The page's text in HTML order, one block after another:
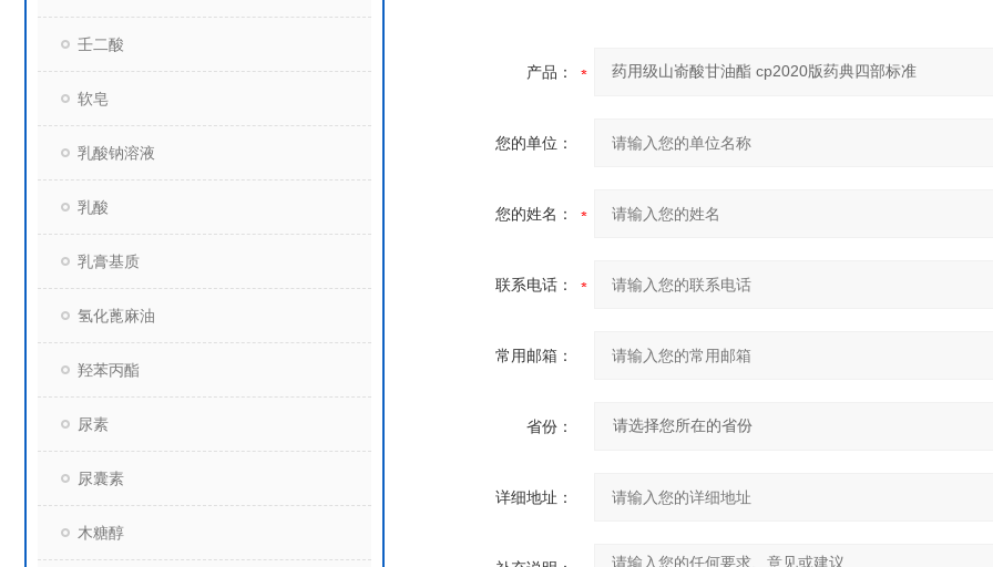
壬二酸
软皂
乳酸钠溶液
乳酸
乳膏基质
氢化蓖麻油
羟苯丙酯
尿素
尿囊素
木糖醇
产品：
您的单位：
您的姓名：
联系电话：
常用邮箱：
省份：
详细地址：